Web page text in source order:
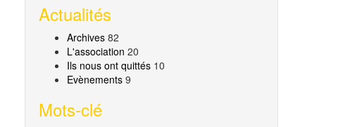
Actualités
Archives 82
L'association 20
Ils nous ont quittés 10
Evènements 9
Mots-clé